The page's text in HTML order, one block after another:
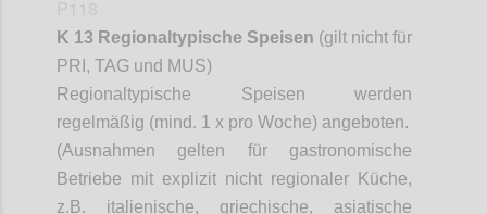
K 13 Regionaltypische Speisen (gilt nicht für
PRI, TAG und MUS)
Regionaltypische Speisen werden
regelmäßig (mind. 1 x pro Woche) angeboten.
(Ausnahmen gelten für gastronomische
Betriebe mit explizit nicht regionaler Küche,
z.B. italienische, griechische, asiatische